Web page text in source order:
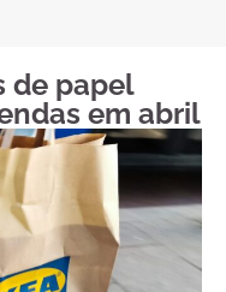
de papel
em abril